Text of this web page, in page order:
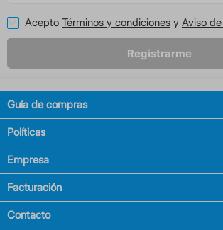
Acepto Términos y condiciones y Aviso
Registrarme
Guía de compras
Políticas
Empresa
Facturación
Contacto